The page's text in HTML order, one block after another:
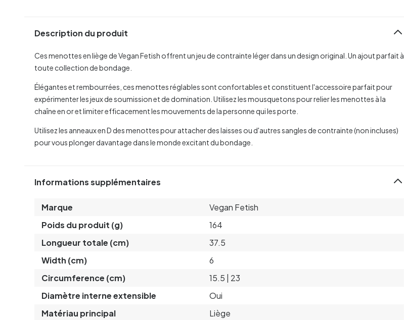
Description du produit
Ces menottes en liège de Vegan Fetish offrent un jeu de contrainte léger dans un design original. Un ajout parfait à
toute collection de bondage.
Élégantes et rembourrées, ces menottes réglables sont confortables et constituent l'accessoire parfait pour
expérimenter les jeux de soumission et de domination. Utilisez les mousquetons pour relier les menottes à la
chaîne en or et limiter efficacement les mouvements de la personne qui les porte.
Utilisez les anneaux en D des menottes pour attacher des laisses ou d'autres sangles de contrainte (non incluses)
pour vous plonger davantage dans le monde excitant du bondage.
Informations supplémentaires
Marque
Vegan Fetish
Poids du produit (g)
164
Longueur totale (cm)
37.5
Width (cm)
6
Circumference (cm)
15.5 | 23
Diamètre interne extensible
Oui
Matériau principal
Liège